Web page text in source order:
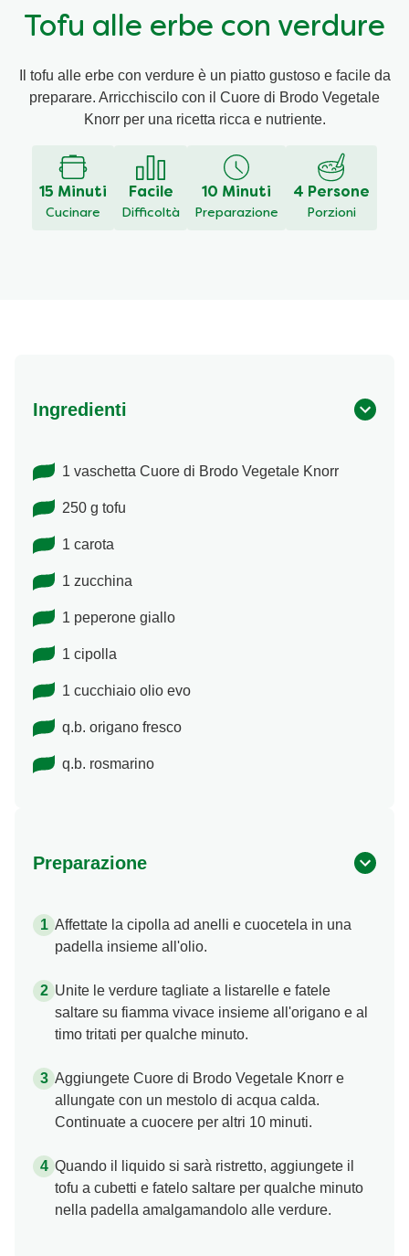
Ricette a base di cereali
Le ricette di Chiara Maci per Knorr
Insaporitori
Tofu alle erbe con verdure
Il tofu alle erbe con verdure è un piatto gustoso e facile da
preparare. Arricchiscilo con il Cuore di Brodo Vegetale
Knorr per una ricetta ricca e nutriente.
15 Minuti
Cucinare
Facile
Difficoltà
10 Minuti
Preparazione
4 Persone
Porzioni
Ingredienti
1 vaschetta Cuore di Brodo Vegetale Knorr
250 g tofu
1 carota
1 zucchina
1 peperone giallo
1 cipolla
1 cucchiaio olio evo
q.b. origano fresco
q.b. rosmarino
Preparazione
Affettate la cipolla ad anelli e cuocetela in una
padella insieme all'olio.
Unite le verdure tagliate a listarelle e fatele
saltare su fiamma vivace insieme all'origano e al
timo tritati per qualche minuto.
Aggiungete Cuore di Brodo Vegetale Knorr e
allungate con un mestolo di acqua calda.
Continuate a cuocere per altri 10 minuti.
Quando il liquido si sarà ristretto, aggiungete il
tofu a cubetti e fatelo saltare per qualche minuto
nella padella amalgamandolo alle verdure.